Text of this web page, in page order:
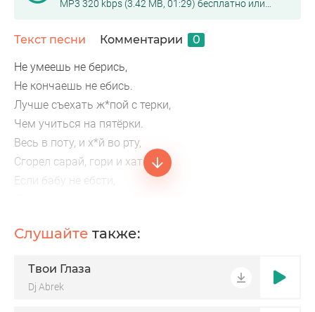
MP3 320 kbps (3.42 MB, 01:29) бесплатно или
Текст песни Комментарии 0
Не умеешь не берись,
Не кончаешь не ебись.
Лучше съехать ж*пой с терки,
Чем учиться на пятёрки.
Весь в поту, и х*й во рту,
Сгорел сарай, гори и хата.
Если бабу не ебсти,
Важный, как х*й бумажный.
А работать, как понос.
Слушайте также:
Твои Глаза
Dj Abrek